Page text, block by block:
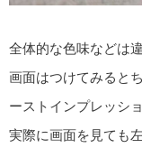
全体的な色味などは
画面はつけてみると
ーストインプレッシ
実際に画面を見ても